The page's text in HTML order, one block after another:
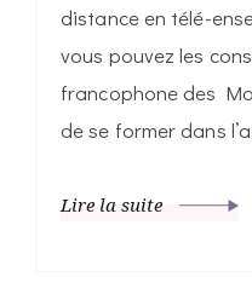
distance en télé-
vous pouvez les
francophone des
de se former dans
Lire la suite